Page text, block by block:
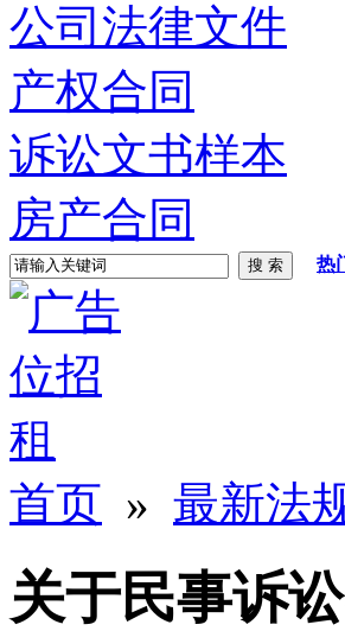
公司法律文件
产权合同
诉讼文书样本
房产合同
热
首页 » 最新法
关于民事诉